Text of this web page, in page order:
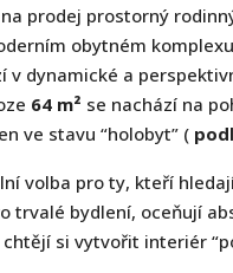
prodej prostorný
obytném komplexu
v dynamické a
64 m² se nachází na
ve stavu “holobyt” (
volba pro ty, kteří
trvalé bydlení, oceňují
si vytvořit interiér